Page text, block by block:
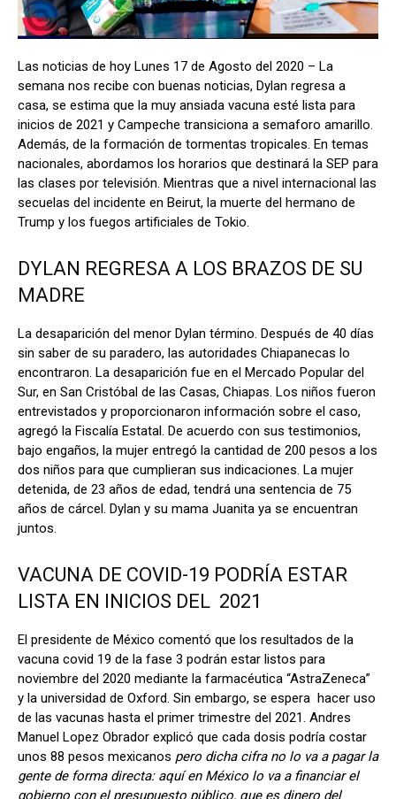
Las noticias de hoy Lunes 17 de Agosto del 2020 – La
semana nos recibe con buenas noticias, Dylan regresa a
casa, se estima que la muy ansiada vacuna esté lista para
inicios de 2021 y Campeche transiciona a semaforo amarillo.
Además, de la formación de tormentas tropicales. En temas
nacionales, abordamos los horarios que destinará la SEP para
las clases por televisión. Mientras que a nivel internacional las
secuelas del incidente en Beirut, la muerte del hermano de
Trump y los fuegos artificiales de Tokio.
DYLAN REGRESA A LOS BRAZOS DE SU
MADRE
La desaparición del menor Dylan término. Después de 40 días
sin saber de su paradero, las autoridades Chiapanecas lo
encontraron. La desaparición fue en el Mercado Popular del
Sur, en San Cristóbal de las Casas, Chiapas. Los niños fueron
entrevistados y proporcionaron información sobre el caso,
agregó la Fiscalía Estatal. De acuerdo con sus testimonios,
bajo engaños, la mujer entregó la cantidad de 200 pesos a los
dos niños para que cumplieran sus indicaciones. La mujer
detenida, de 23 años de edad, tendrá una sentencia de 75
años de cárcel. Dylan y su mama Juanita ya se encuentran
juntos.
VACUNA DE COVID-19 PODRÍA ESTAR
LISTA EN INICIOS DEL 2021
El presidente de México comentó que los resultados de la
vacuna covid 19 de la fase 3 podrán estar listos para
noviembre del 2020 mediante la farmacéutica “AstraZeneca”
y la universidad de Oxford. Sin embargo, se espera hacer uso
de las vacunas hasta el primer trimestre del 2021. Andres
Manuel Lopez Obrador explicó que cada dosis podría costar
unos 88 pesos mexicanos pero dicha cifra no lo va a pagar la
gente de forma directa: aquí en México lo va a financiar el
gobierno con el presupuesto público, que es dinero del